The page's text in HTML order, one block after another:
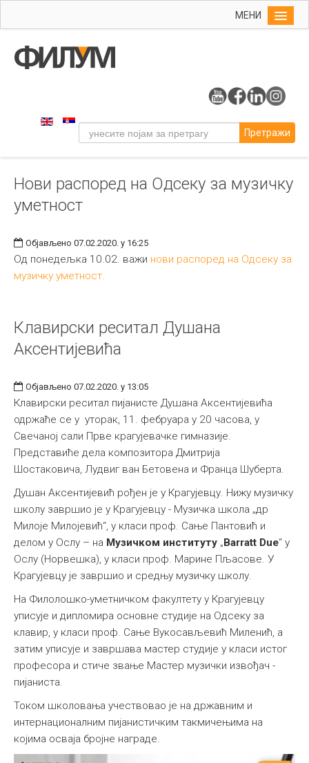
МЕНИ
Упис
Уметност
Музичка уметност
Примењена и ликовна уметност
Издаваштво
Библиотека
Међународна
Претражи
Нови распоред на Одсеку за музичку
уметност
Објављено 07.02.2020. у 16:25
Од понедељка 10.02. важи нови распоред на Одсеку за
музичку уметност.
Клавирски реситал Душана
Аксентијевића
Објављено 07.02.2020. у 13:05
Клавирски реситал пијанисте Душана Аксентијевића
одржаће се у уторак, 11. фебруара у 20 часова, у
Свечаној сали Прве крагујевачке гимназије.
Представиће дела композитора Дмитрија
Шостаковича, Лудвиг ван Бетовена и Франца Шуберта.
Душан Аксентијевић рођен је у Крагујевцу. Нижу музичку
школу завршио је у Крагујевцу - Музичка школа „др
Милоје Милојевић“, у класи проф. Сање Пантовић и
делом у Ослу – на Музичком институту „Barratt Due“ у
Ослу (Норвешка), у класи проф. Марине Пљасове. У
Крагујевцу је завршио и средњу музичку школу.
На Филолошко-уметничком факултету у Крагујевцу
уписује и дипломира основне студије на Одсеку за
клавир, у класи проф. Сање Вукосављевић Миленић, а
затим уписује и завршава мастер студије у класи истог
професора и стиче звање Мастер музички извођач -
пијаниста.
Током школовања учествовао је на државним и
интернационалним пијанистичким такмичењима на
којима осваја бројне награде.